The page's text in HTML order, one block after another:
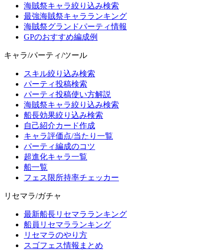
海賊祭キャラ絞り込み検索
最強海賊祭キャラランキング
海賊祭グランドパーティ情報
GPのおすすめ編成例
キャラ/パーティ/ツール
スキル絞り込み検索
パーティ投稿検索
パーティ投稿使い方解説
海賊祭キャラ絞り込み検索
船長効果絞り込み検索
自己紹介カード作成
キャラ評価点/当たり一覧
パーティ編成のコツ
超進化キャラ一覧
船一覧
フェス限所持率チェッカー
リセマラ/ガチャ
最新船長リセマラランキング
船員リセマラランキング
リセマラのやり方
スゴフェス情報まとめ